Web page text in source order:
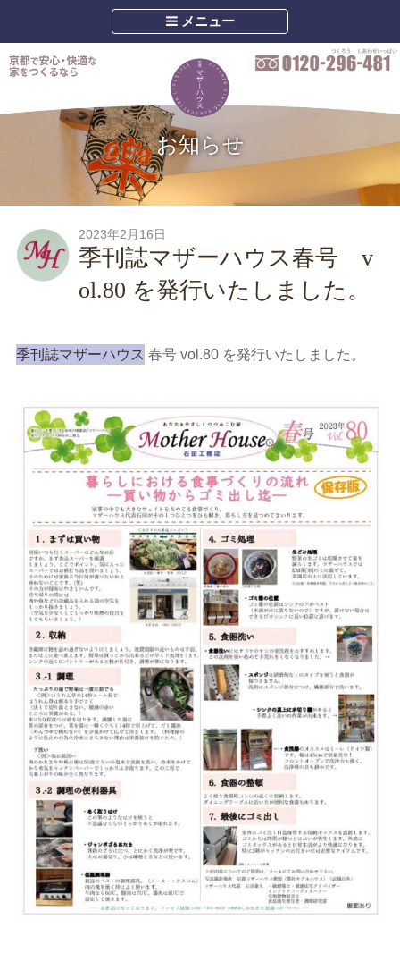
メニュー
お知らせ
2023年2月16日
季刊誌マザーハウス春号 v
ol.80 を発行いたしました。
季刊誌マザーハウス 春号 vol.80 を発行いたしました。